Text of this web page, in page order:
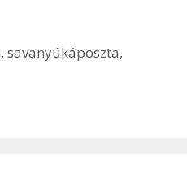
,savanyúkáposzta,